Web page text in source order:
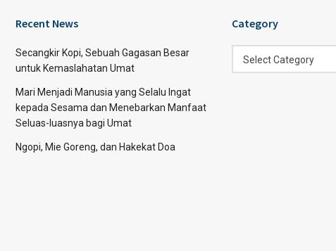
Recent News
Secangkir Kopi, Sebuah Gagasan Besar
untuk Kemaslahatan Umat
Mari Menjadi Manusia yang Selalu Ingat
kepada Sesama dan Menebarkan Manfaat
Seluas-luasnya bagi Umat
Ngopi, Mie Goreng, dan Hakekat Doa
Category
Select Category